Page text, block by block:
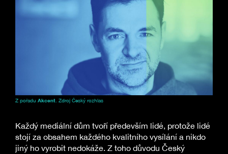
Z pořadu Akcent . Zdroj Český rozhlas
Každý mediální dům tvoří především lidé, protože lidé
stojí za obsahem každého kvalitního vysílání a nikdo
jiný ho vyrobit nedokáže. Z toho důvodu Český